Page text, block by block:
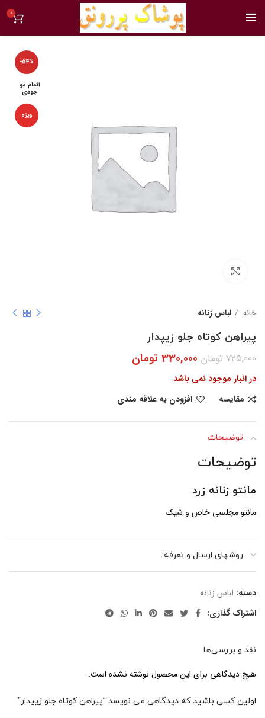
0
-54%
اتمام مو
جودی
ویژه
خانه لباس زنانه
پیراهن کوتاه جلو زیپدار
725,000تومان 330,000 تومان
در انبار موجود نمی باشد
مقایسه
افزودن به علاقه مندی
توضیحات
توضیحات
مانتو زنانه زرد
مانتو مجلسی خاص و شیک
روشهای ارسال و تعرفه:
دسته: لباس زنانه
اشتراک گذاری:
نقد و بررسی‌ها
هیچ دیدگاهی برای این محصول نوشته نشده است.
اولین کسی باشید که دیدگاهی می نویسد “پیراهن کوتاه جلو زیپدار”